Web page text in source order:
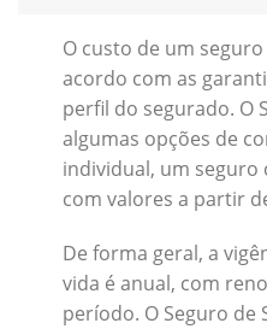
O custo de um
acordo com as
perfil do segurado. O
algumas opções de
individual, um seguro
com valores a partir
De forma geral, a
vida é anual, com
período. O Seguro de